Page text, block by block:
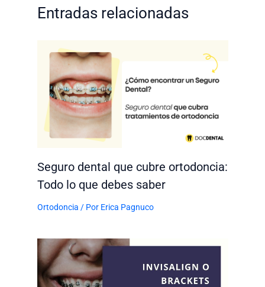
Entradas relacionadas
Seguro dental que cubre ortodoncia:
Todo lo que debes saber
Ortodoncia / Por Erica Pagnuco